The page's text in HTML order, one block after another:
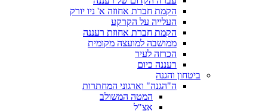
הקמת חברת אחוזה א' ניו יורק
העלייה על הקרקע
הקמת חברת אחוזת רעננה
ממושבה למועצה מקומית
הכרזה לעיר
רעננה כיום
ביטחון והגנה
ה"הגנה" וארגוני המחתרות
המטה המשולב
אצ"ל